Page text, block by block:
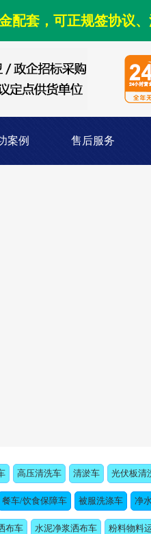
套，可正规签协议、
案例 售后服务
高压清洗车 清淤车 光伏板清
餐车/饮食保障车 被服洗涤车 净
布车 水泥净浆洒布车 粉料物料